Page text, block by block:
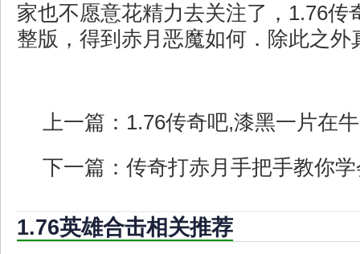
家也不愿意花精力去关注了，1.76传
整版，得到赤月恶魔如何．除此之外
上一篇： 1.76传奇吧,漆黑一片在
下一篇： 传奇打赤月手把手教你
1.76英雄合击相关推荐